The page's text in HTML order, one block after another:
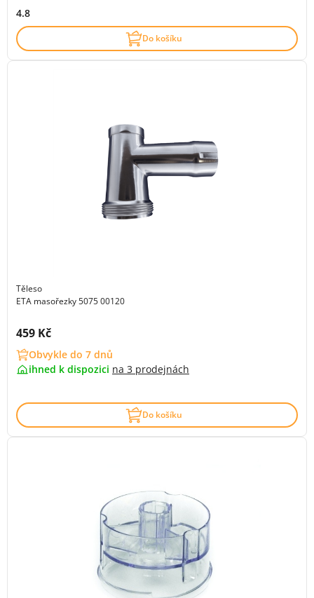
4.8
Do košíku
Těleso
ETA masořezky 5075 00120
Cena s DPH:
459 Kč
Obvykle do 7 dnů
ihned k dispozici na 3 prodejnách
Do košíku